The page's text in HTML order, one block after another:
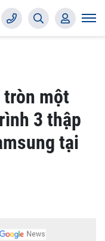
tròn một
3 thập
tại